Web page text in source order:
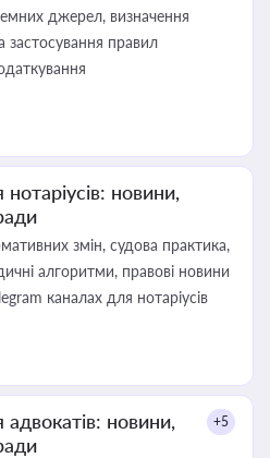
джерел, визначення
застосування правил
новини,
змін, судова практика,
алгоритми, правові новини
каналах для нотаріусів
новини,
+5